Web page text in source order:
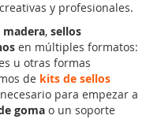
y profesionales.
, sellos
en múltiples formatos:
u otras formas
de kits de sellos
para empezar a
goma o un soporte